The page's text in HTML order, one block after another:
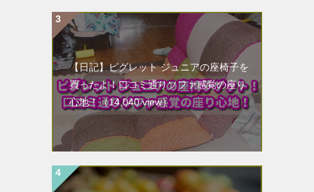
【日記】ピグレット ジュニアの座椅子を
買ったよ！口コミ通りソファ感覚の座り
心地！（14,040 view）